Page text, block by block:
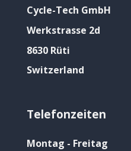
Cycle-Tech GmbH
Werkstrasse 2d
8630 Rüti
Switzerland
Telefonzeiten
Montag - Freitag